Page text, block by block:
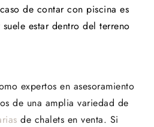
de contar con piscina es
estar dentro del terreno
expertos en asesoramiento
de una amplia variedad de
de chalets en venta. Si